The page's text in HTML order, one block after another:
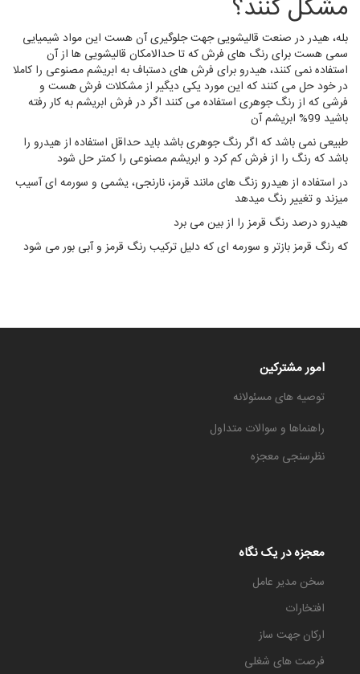
مشکل کنند؟
بله، هیدر در صنعت قالیشویی جهت جلوگیری آن هست این مواد شیمیایی
سمی هست برای رنگ های فرش که تا حدالامکان قالیشویی ها از آن
استفاده نمی کنند، هیدرو برای فرش های دستباف به ابریشم مصنوعی را کاملا
در خود حل می کنند که این مورد یکی دیگیر از مشکلات فرش هست و
فرشی که از رنگ جوهری استفاده می کنند اگر در فرش ابریشم به کار رفته
باشید 99% ابریشم آن
طبیعی نمی باشد که اگر رنگ جوهری باشد باید حداقل استفاده از هیدرو را
باشد که رنگ را از فرش کم کرد و ابریشم مصنوعی را کمتر حل شود
در استفاده از هیدرو زنگ های مانند قرمز، نارنجی، یشمی و سورمه ای آسیب
میزند و تغییر رنگ میدهد
هیدرو درصد رنگ قرمز را از بین می برد
که رنگ قرمز بازتر و سورمه ای که دلیل ترکیب رنگ قرمز و آبی بور می شود
امور مشترکین
توصیه های مسئولانه
راهنماها و سوالات متداول
نظرسنجی معجزه
معجزه در یک نگاه
سخن مدیر عامل
افتخارات
ارکان جهت ساز
فرصت های شغلی